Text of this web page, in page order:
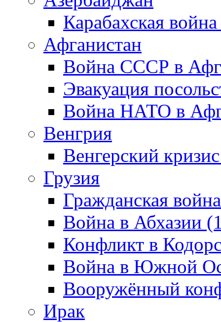
Карабахская
Афганистан
Война СССР в
Эвакуация
Война НАТО в
Венгрия
Венгерский
Грузия
Гражданская
Война в Абхазии
Конфликт в
Война в Южной
Вооружённый
Ирак